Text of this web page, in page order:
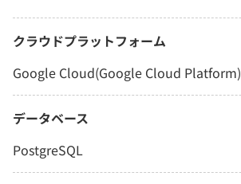
クラウドプラットフォーム
Google Cloud(Google Cloud Platform)
データベース
PostgreSQL